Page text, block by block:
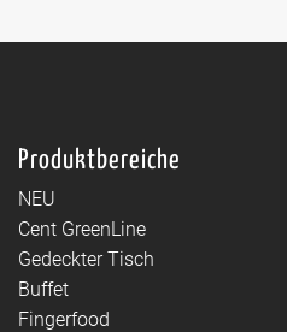
Produktbereiche
NEU
Cent GreenLine
Gedeckter Tisch
Buffet
Fingerfood